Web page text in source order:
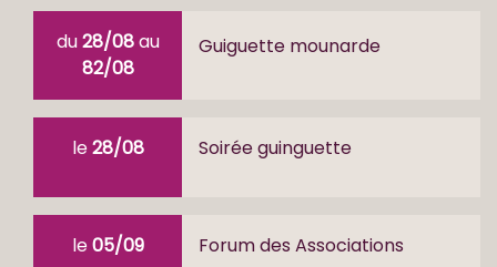
du28/08au
82/08
Guiguette mounarde
le28/08 Soirée guinguette
le05/09 Forum des Associations